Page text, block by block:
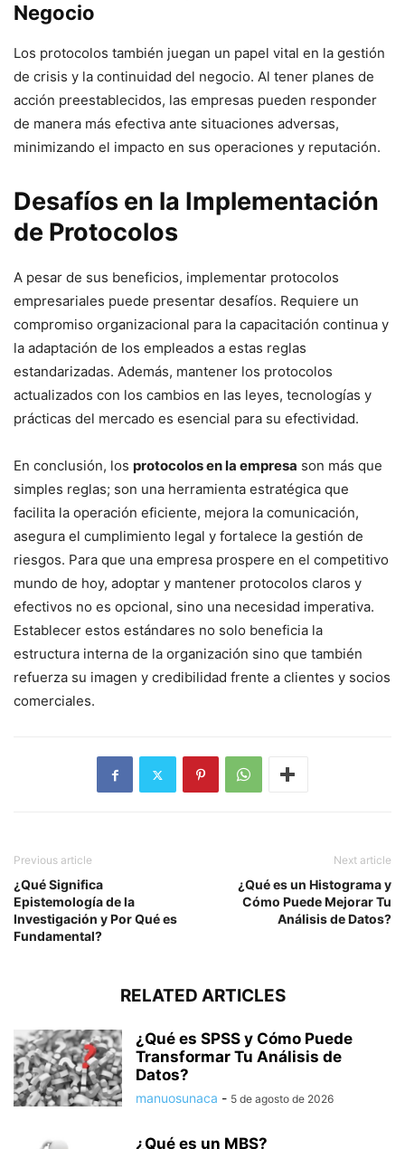
Negocio
Los protocolos también juegan un papel vital en la gestión
de crisis y la continuidad del negocio. Al tener planes de
acción preestablecidos, las empresas pueden responder
de manera más efectiva ante situaciones adversas,
minimizando el impacto en sus operaciones y reputación.
Desafíos en la Implementación
de Protocolos
A pesar de sus beneficios, implementar protocolos
empresariales puede presentar desafíos. Requiere un
compromiso organizacional para la capacitación continua y
la adaptación de los empleados a estas reglas
estandarizadas. Además, mantener los protocolos
actualizados con los cambios en las leyes, tecnologías y
prácticas del mercado es esencial para su efectividad.
En conclusión, los protocolos en la empresa son más que
simples reglas; son una herramienta estratégica que
facilita la operación eficiente, mejora la comunicación,
asegura el cumplimiento legal y fortalece la gestión de
riesgos. Para que una empresa prospere en el competitivo
mundo de hoy, adoptar y mantener protocolos claros y
efectivos no es opcional, sino una necesidad imperativa.
Establecer estos estándares no solo beneficia la
estructura interna de la organización sino que también
refuerza su imagen y credibilidad frente a clientes y socios
comerciales.
Previous article
¿Qué Significa
Epistemología de la
Investigación y Por Qué es
Fundamental?
Next article
¿Qué es un Histograma y
Cómo Puede Mejorar Tu
Análisis de Datos?
RELATED ARTICLES
¿Qué es SPSS y Cómo Puede
Transformar Tu Análisis de
Datos?
manuosunaca - 5 de agosto de 2026
¿Qué es un MBS?